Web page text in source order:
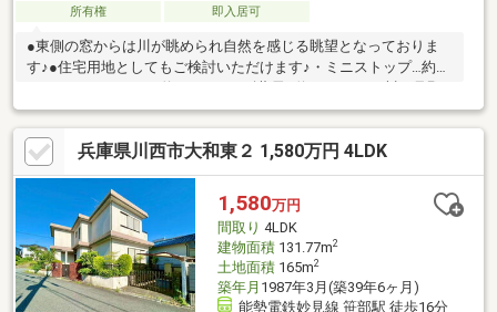
所有権
即入居可
●東側の窓からは川が眺められ自然を感じる眺望となっておりま
す♪●住宅用地としてもご検討いただけます♪・ミニストップ…約
郵便局…約670ｍ・川西市立東谷幼稚園…約600ｍ ・川西市立東
谷小学校…約540ｍ・川西市立東谷中学校…約900ｍ
兵庫県川西市大和東２ 1,580万円 4LDK
1,580万円
間取り 4LDK
建物面積131.77m2
土地面積165m2
築年月 1987年3月(築39年6ヶ月)
能勢電鉄妙見線 笹部駅 徒歩16分